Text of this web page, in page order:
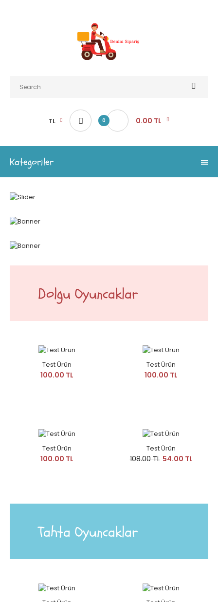
TL 0 0.00 TL
Kategoriler
Dolgu Oyuncaklar
Test Ürün
100.00 TL
Test Ürün
100.00 TL
Test Ürün
100.00 TL
Test Ürün
108.00 TL 54.00 TL
Tahta Oyuncaklar